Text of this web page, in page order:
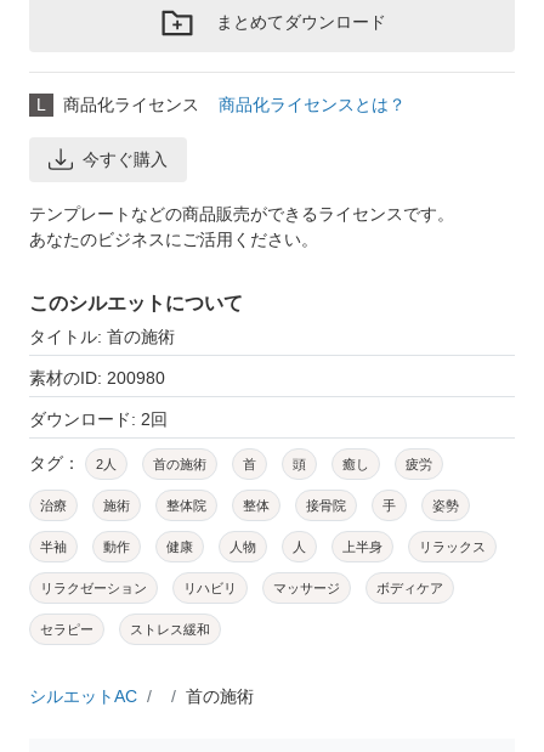
まとめてダウンロード
L 商品化ライセンス 商品化ライセンスとは？
今すぐ購入
テンプレートなどの商品販売ができるライセンスです。
あなたのビジネスにご活用ください。
このシルエットについて
タイトル: 首の施術
素材のID: 200980
ダウンロード: 2回
タグ： 2人 首の施術 首 頭 癒し 疲労
治療 施術 整体院 整体 接骨院 手 姿勢
半袖 動作 健康 人物 人 上半身 リラックス
リラクゼーション リハビリ マッサージ ボディケア
セラピー ストレス緩和
シルエットAC 首の施術